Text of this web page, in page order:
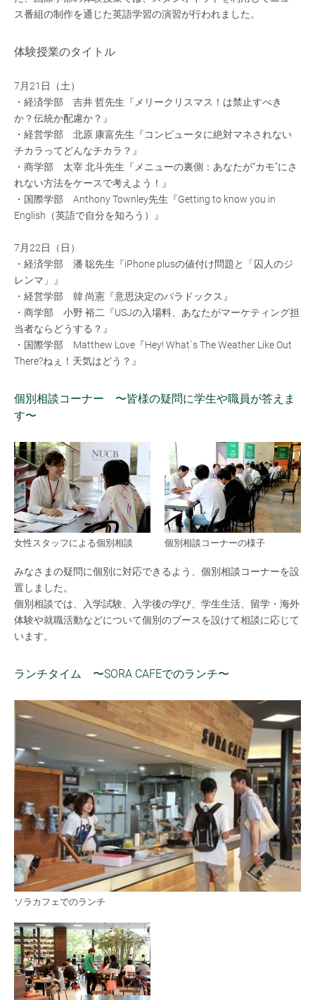
ス番組の制作を通じた英語学習の演習が行われました。
体験授業のタイトル
7月21日（土）
・経済学部 吉井 哲先生『メリークリスマス！は禁止すべき
か？伝統か配慮か？』
・経営学部 北原 康富先生『コンピュータに絶対マネされない
チカラってどんなチカラ？』
・商学部 太宰 北斗先生『メニューの裏側：あなたが“カモ”にさ
れない方法をケースで考えよう！』
・国際学部 Anthony Townley先生『Getting to know you in
English（英語で自分を知ろう）』
7月22日（日）
・経済学部 潘 聡先生『iPhone plusの値付け問題と「囚人のジ
レンマ」』
・経営学部 韓 尚憲『意思決定のパラドックス』
・商学部 小野 裕二『USJの入場料、あなたがマーケティング担
当者ならどうする？』
・国際学部 Matthew Love『Hey! What`s The Weather Like Out
There?ねぇ！天気はどう？』
個別相談コーナー 〜皆様の疑問に学生や職員が答えま
す〜
女性スタッフによる個別相談 個別相談コーナーの様子
みなさまの疑問に個別に対応できるよう、個別相談コーナーを設
置しました。
個別相談では、入学試験、入学後の学び、学生生活、留学・海外
体験や就職活動などについて個別のブースを設けて相談に応じて
います。
ランチタイム 〜SORA CAFEでのランチ〜
ソラカフェでのランチ